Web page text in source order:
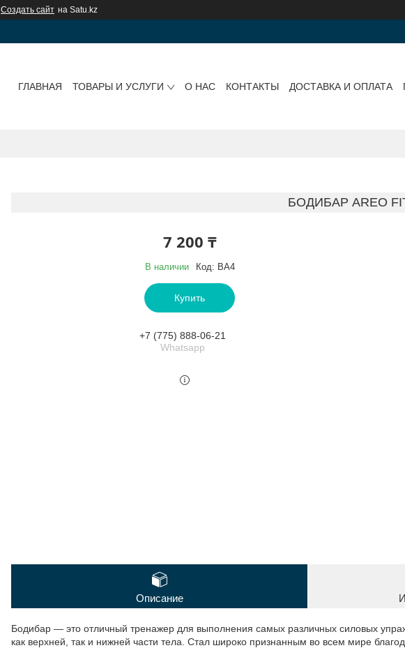
Создать сайт на Satu.kz
ГЛАВНАЯ ТОВАРЫ И УСЛУГИ О НАС КОНТАКТЫ ДОСТАВКА И ОПЛАТА
БОДИБАР AREO
7 200 ₸
В наличии Код: BA4
Купить
+7 (775) 888-06-21
Whatsapp
Описание
Бодибар — это отличный тренажер для выполнения самых различных силовых
как верхней, так и нижней части тела. Стал широко признанным во всем мире